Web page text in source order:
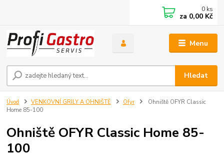
Menu
Hledat
0 ks
za 0,00 Kč
Úvod VENKOVNÍ GRILY A OHNIŠTĚ Ofyr
Ohniště OFYR Classic
Home 85-100
Ohniště OFYR Classic Home 85-
100